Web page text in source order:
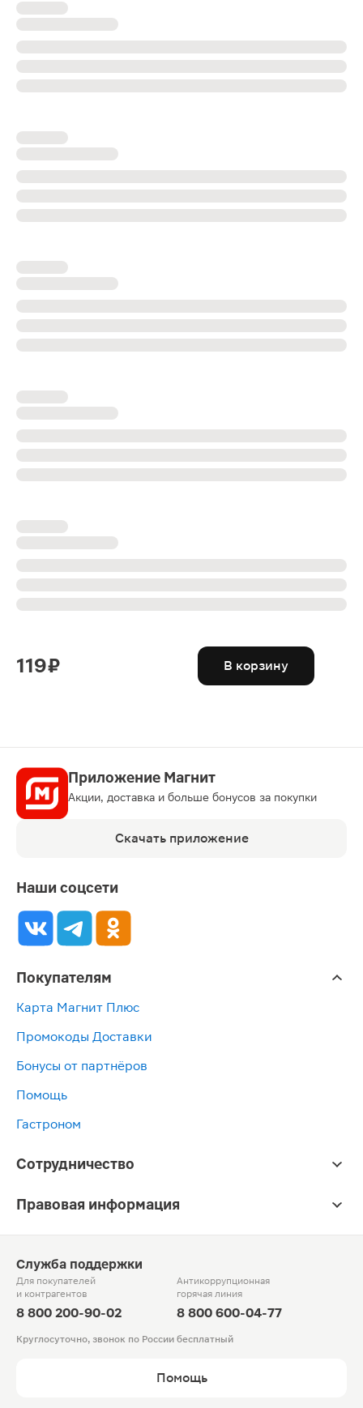
119 ₽ В корзину
Приложение Магнит
Акции, доставка и больше бонусов за покупки
Скачать приложение
Наши соцсети
Покупателям
Карта Магнит Плюс
Промокоды Доставки
Бонусы от партнёров
Помощь
Гастроном
Сотрудничество
Правовая информация
Служба поддержки
Для покупателей
и контрагентов
8 800 200-90-02
Антикоррупционная
горячая линия
8 800 600-04-77
Круглосуточно, звонок по России бесплатный
Помощь